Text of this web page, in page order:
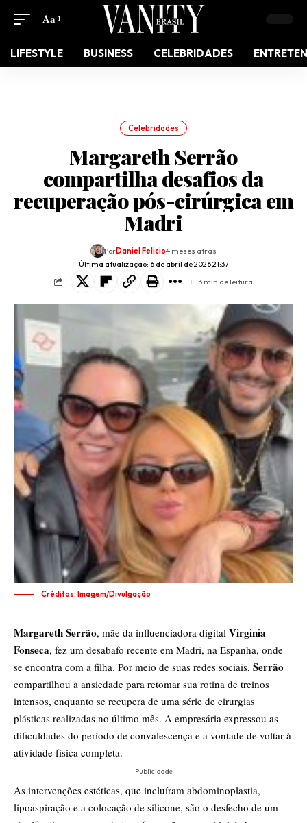
Aa
LIFESTYLE BUSINESS CELEBRIDADES
Celebridades
Margareth Serrão
compartilha desafios da
recuperação pós-cirúrgica em
Madri
Última atualização: 6 de abril de 2026 21:37
PorDaniel Felicio4 meses atrás
3 min de leitura
Créditos: Imagem/Divulgação
Margareth Serrão, mãe da influenciadora digital Virginia
Fonseca, fez um desabafo recente em Madri, na Espanha, onde
se encontra com a filha. Por meio de suas redes sociais, Serrão
compartilhou a ansiedade para retomar sua rotina de treinos
intensos, enquanto se recupera de uma série de cirurgias
plásticas realizadas no último mês. A empresária expressou as
dificuldades do período de convalescença e a vontade de voltar à
atividade física completa.
- Publicidade -
As intervenções estéticas, que incluíram abdominoplastia,
lipoaspiração e a colocação de silicone, são o desfecho de um